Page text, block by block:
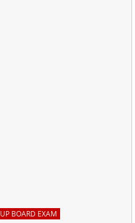
UP BOARD EXAM